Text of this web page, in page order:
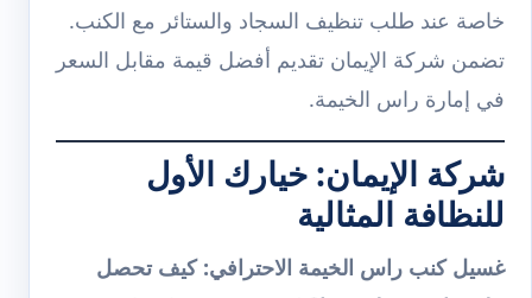
خاصة عند طلب تنظيف السجاد والستائر مع الكنب.
تضمن شركة الإيمان تقديم أفضل قيمة مقابل السعر
في إمارة راس الخيمة.
شركة الإيمان: خيارك الأول
للنظافة المثالية
غسيل كنب راس الخيمة الاحترافي: كيف تحصل